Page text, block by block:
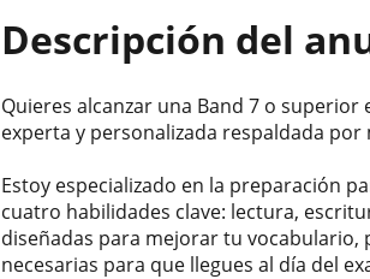
Descripción del
Quieres alcanzar una Band 7 o superior
experta y personalizada respaldada por
Estoy especializado en la preparación
cuatro habilidades clave: lectura,
diseñadas para mejorar tu
necesarias para que llegues al día del